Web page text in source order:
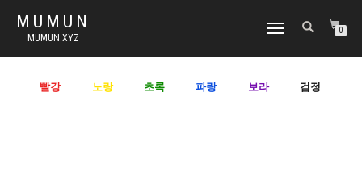
MUMUN
MUMUN.XYZ
토
내
게
0
빨강 노랑 초록 파랑 보라 검정